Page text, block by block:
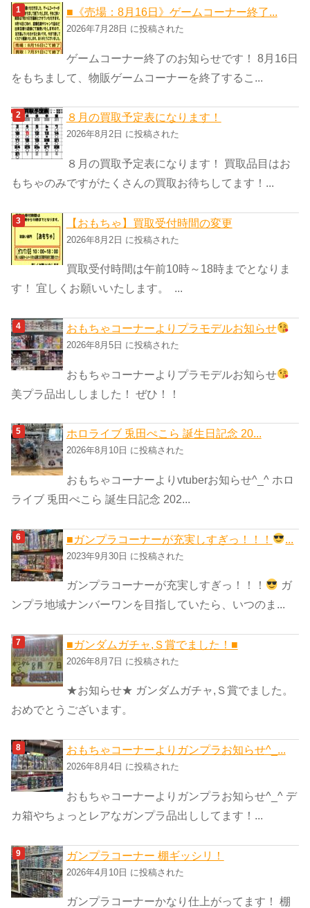
ゴ
リ
ー
■《売場：8月16日》ゲームコーナー終了...
2026年7月28日 に投稿された
ゲームコーナー終了のお知らせです！ 8月16日
をもちまして、物販ゲームコーナーを終了するこ...
８月の買取予定表になります！
2026年8月2日 に投稿された
８月の買取予定表になります！ 買取品目はお
もちゃのみですがたくさんの買取お待ちしてます！...
【おもちゃ】買取受付時間の変更
2026年8月2日 に投稿された
買取受付時間は午前10時～18時までとなりま
す！ 宜しくお願いいたします。 ...
おもちゃコーナーよりプラモデルお知らせ
2026年8月5日 に投稿された
おもちゃコーナーよりプラモデルお知らせ
美プラ品出ししました！ ぜひ！！
ホロライブ 兎田ぺこら 誕生日記念 20...
2026年8月10日 に投稿された
おもちゃコーナーよりvtuberお知らせ^_^ ホロ
ライブ 兎田ぺこら 誕生日記念 202...
■ガンプラコーナーが充実しすぎっ！！！ ...
2023年9月30日 に投稿された
ガンプラコーナーが充実しすぎっ！！！
ガ
ンプラ地域ナンバーワンを目指していたら、いつのま...
■ガンダムガチャ,Ｓ賞でました！■
2026年8月7日 に投稿された
★お知らせ★ ガンダムガチャ,Ｓ賞でました。
おめでとうございます。
おもちゃコーナーよりガンプラお知らせ^_...
2026年8月4日 に投稿された
おもちゃコーナーよりガンプラお知らせ^_^ デ
カ箱やちょっとレアなガンプラ品出ししてます！...
ガンプラコーナー 棚ギッシリ！
2026年4月10日 に投稿された
ガンプラコーナーかなり仕上がってます！ 棚